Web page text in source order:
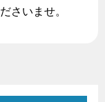
さいませ。